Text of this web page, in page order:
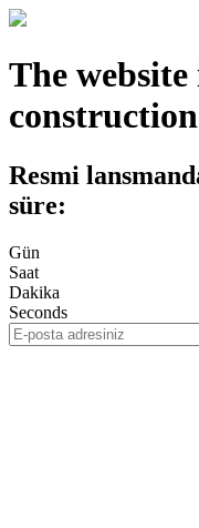
The
construction
Resmi
süre:
Gün
Saat
Dakika
Seconds